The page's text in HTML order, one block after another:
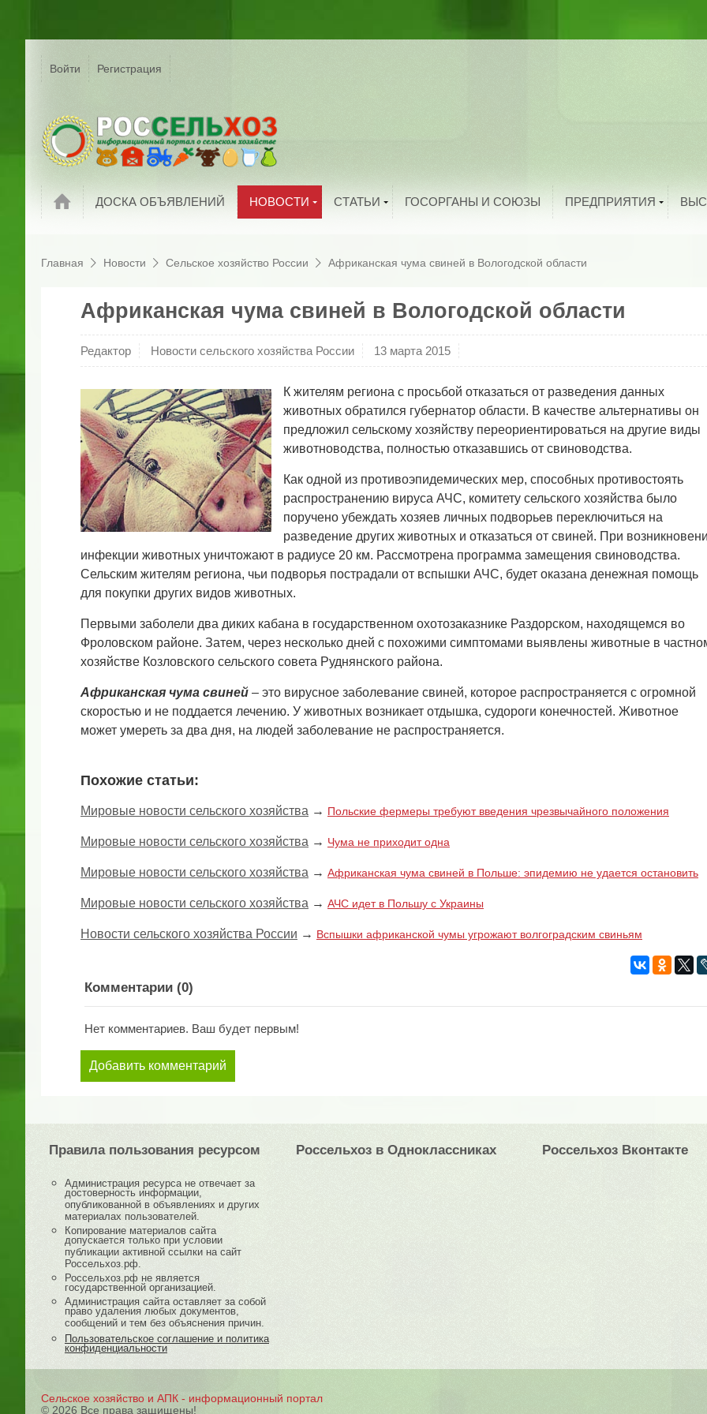
Войти Регистрация
Новости
ДОСКА ОБЪЯВЛЕНИЙ НОВОСТИ
Мировые новости
Новости компаний
Обзоры рынковСТАТЬИ
Грибоводство
Продукты питанияГОСОРГАНЫ И СОЮЗЫ ПРЕДПРИЯТИЯ
Добавить организацию
Главная Новости Сельское хозяйство России Африканская чума свиней в Вологодской области
Африканская чума свиней в Вологодской области
Редактор Новости сельского хозяйства России 13 марта 2015
К жителям региона с просьбой отказаться от разведения данных
животных обратился губернатор области. В качестве альтернативы он
предложил сельскому хозяйству переориентироваться на другие виды
животноводства, полностью отказавшись от свиноводства.
Как одной из противоэпидемических мер, способных противостоять
распространению вируса АЧС, комитету сельского хозяйства было
поручено убеждать хозяев личных подворьев переключиться на
разведение других животных и отказаться от свиней. При
инфекции животных уничтожают в радиусе 20 км. Рассмотрена программа замещения свиноводства.
Сельским жителям региона, чьи подворья пострадали от вспышки АЧС, будет оказана денежная помощь
для покупки других видов животных.
Первыми заболели два диких кабана в государственном охотозаказнике Раздорском, находящемся во
Фроловском районе. Затем, через несколько дней с похожими симптомами выявлены животные в
хозяйстве Козловского сельского совета Руднянского района.
Африканская чума свиней – это вирусное заболевание свиней, которое распространяется с огромной
скоростью и не поддается лечению. У животных возникает отдышка, судороги конечностей. Животное
может умереть за два дня, на людей заболевание не распространяется.
Похожие статьи:
Мировые новости сельского хозяйства → Польские фермеры требуют введения чрезвычайного положения
Мировые новости сельского хозяйства → Чума не приходит одна
Мировые новости сельского хозяйства → Африканская чума свиней в Польше: эпидемию не удается остановить
Мировые новости сельского хозяйства → АЧС идет в Польшу с Украины
Новости сельского хозяйства России → Вспышки африканской чумы угрожают волгоградским свиньям
Комментарии (0)
Нет комментариев. Ваш будет первым!
Добавить комментарий
Правила пользования ресурсом
Администрация ресурса не отвечает за
достоверность информации,
опубликованной в объявлениях и других
материалах пользователей.
Копирование материалов сайта
допускается только при условии
публикации активной ссылки на сайт
Россельхоз.рф.
Россельхоз.рф не является
государственной организацией.
Администрация сайта оставляет за собой
право удаления любых документов,
сообщений и тем без объяснения причин.
Пользовательское соглашение и политика
конфиденциальности
Россельхоз в Одноклассниках Россельхоз Вконтакте
Сельское хозяйство и АПК - информационный портал
© 2026 Все права защищены!